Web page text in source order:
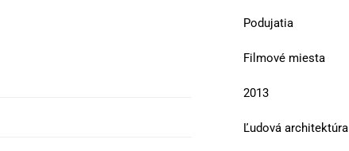
Podujatia
Filmové miesta
2013
Ľudová architektúra